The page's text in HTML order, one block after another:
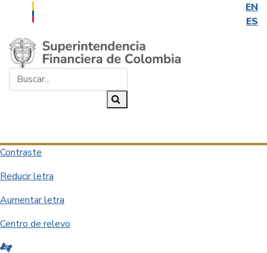
EN
ES
Saltar al contenido principal
Contraste
Reducir letra
Aumentar letra
Centro de relevo